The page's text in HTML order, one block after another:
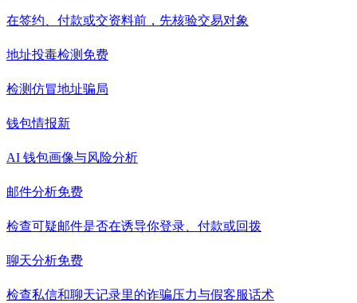
在签约、付款或交资料前，先核验交易对象
地址投毒检测 免费
检测仿冒地址骗局
钱包情报新
AI 钱包画像与风险分析
邮件分析免费
检查可疑邮件是否在诱导你登录、付款或回拨
聊天分析免费
检查私信和聊天记录里的诈骗压力与假客服话术